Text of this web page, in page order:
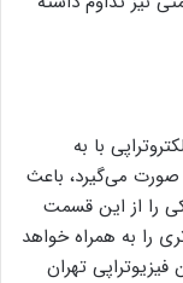
با به
می‌گیرد، باعث
را از این قسمت
را به همراه خواهد
تهران